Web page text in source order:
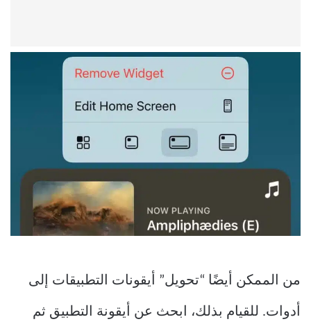
من الممكن أيضًا “تحويل” أيقونات التطبيقات إلى
أدوات. للقيام بذلك، ابحث عن أيقونة التطبيق ثم